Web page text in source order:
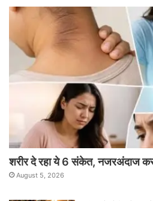
शरीर दे रहा ये 6 संकेत, नजरअंदाज
August 5, 2026